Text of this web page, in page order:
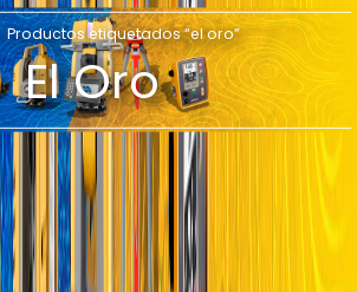
Productos etiquetados “el oro”
El Oro